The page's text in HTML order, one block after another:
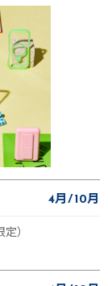
4月 10月
）